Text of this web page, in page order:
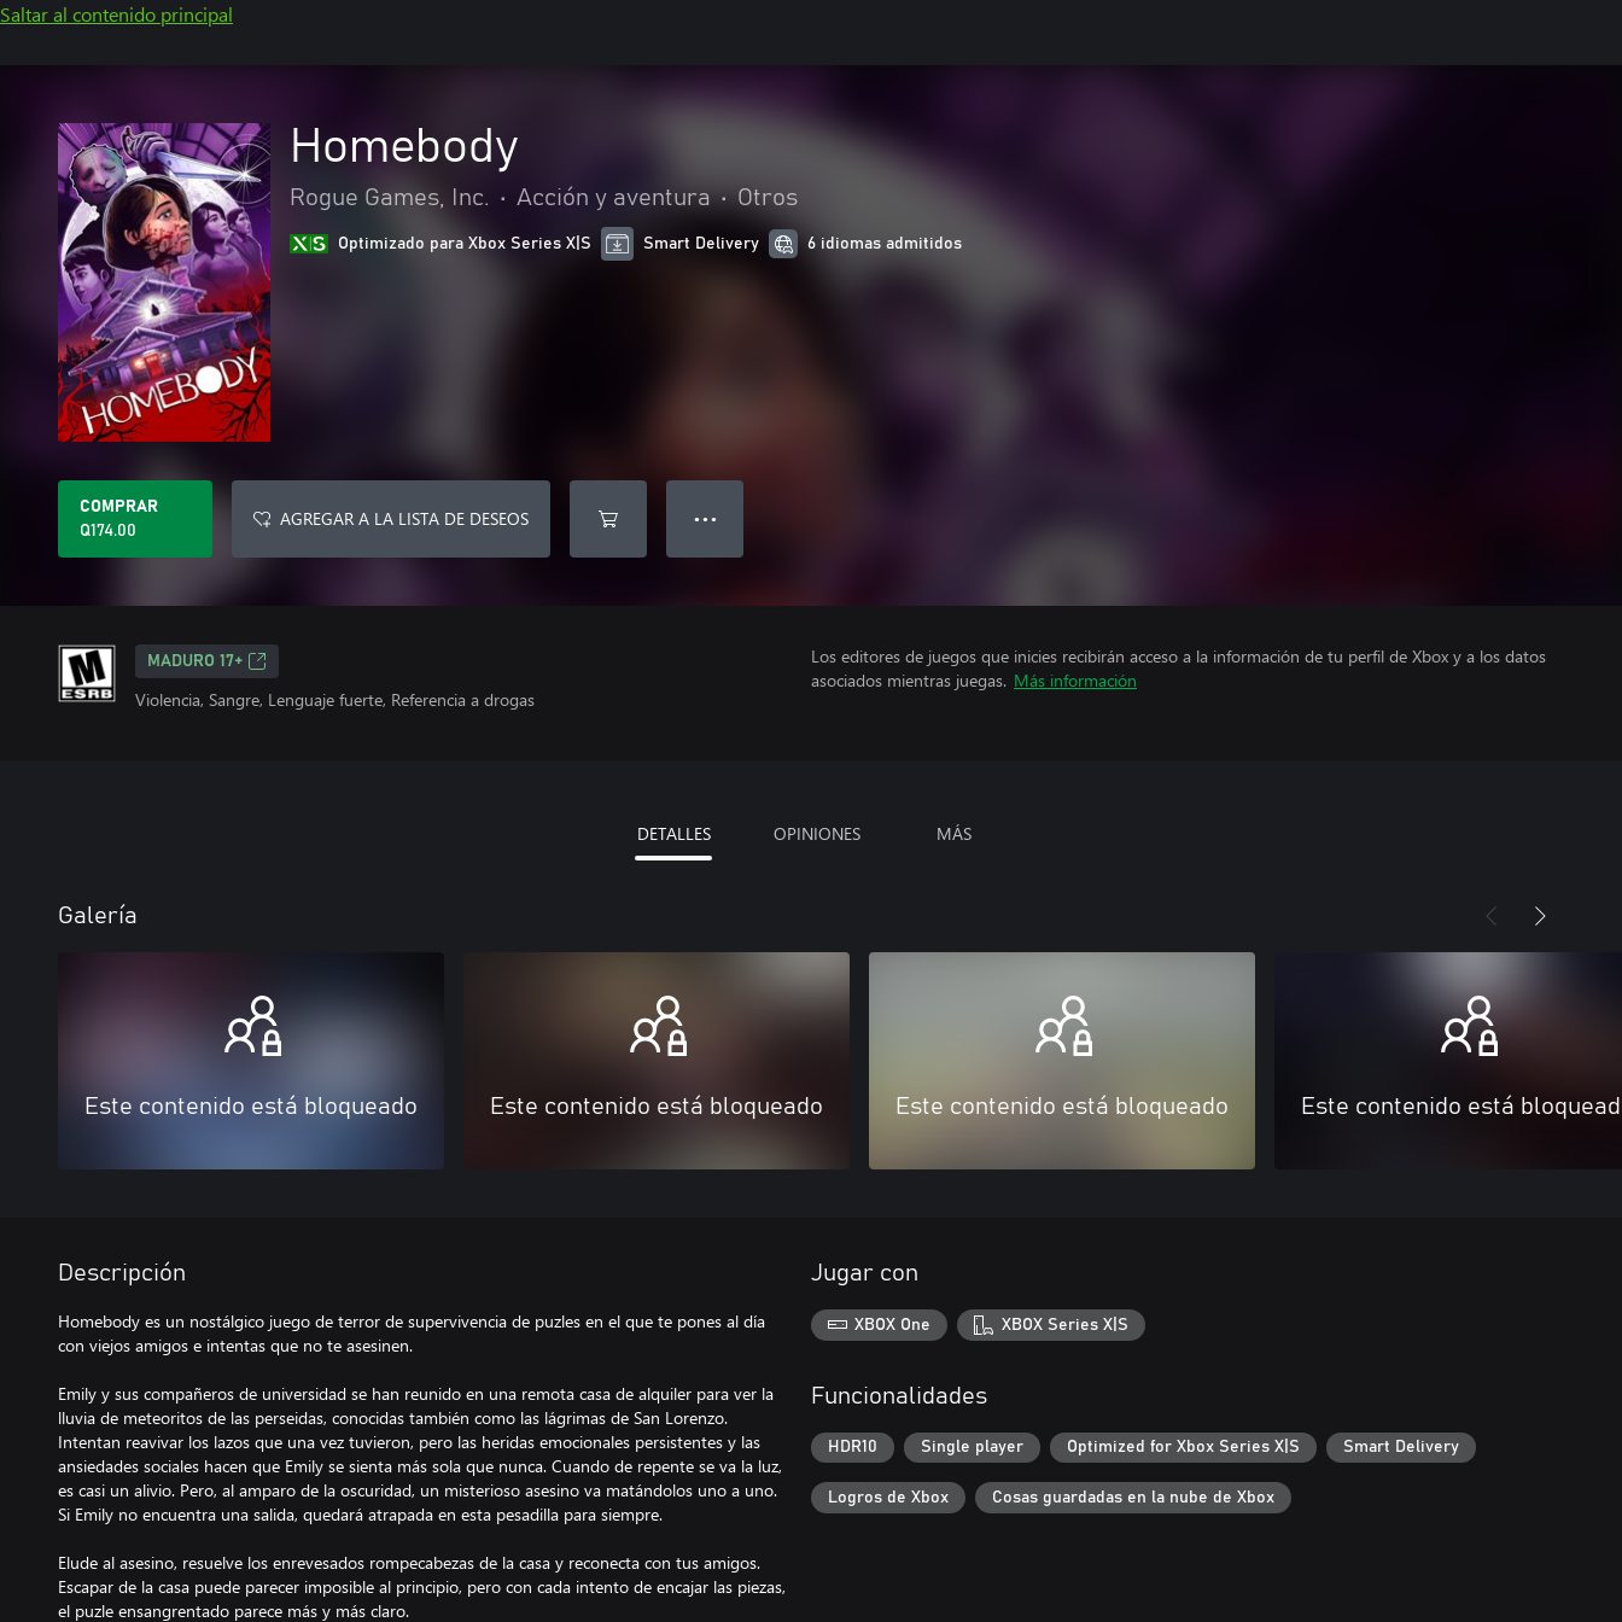
Saltar al contenido principal
Homebody
Rogue Games, Inc. • Acción y aventura • Otros
Optimizado para Xbox Series X|S Smart Delivery 6 idiomas admitidos
COMPRAR
Q174.00
AGREGAR A LA LISTA DE DESEOS ● ● ●
MADURO 17+
Violencia, Sangre, Lenguaje fuerte, Referencia a drogas
Los editores de juegos que inicies recibirán acceso a la información de tu perfil de Xbox y a los datos
asociados mientras juegas. Más información
DETALLES OPINIONES MÁS
Galería
Este contenido está bloqueado Este contenido está bloqueado Este contenido está bloqueado Este contenido está
Descripción
Homebody es un nostálgico juego de terror de supervivencia de puzles en el que te pones al día
con viejos amigos e intentas que no te asesinen.
Emily y sus compañeros de universidad se han reunido en una remota casa de alquiler para ver la
lluvia de meteoritos de las perseidas, conocidas también como las lágrimas de San Lorenzo.
Intentan reavivar los lazos que una vez tuvieron, pero las heridas emocionales persistentes y las
ansiedades sociales hacen que Emily se sienta más sola que nunca. Cuando de repente se va la luz,
es casi un alivio. Pero, al amparo de la oscuridad, un misterioso asesino va matándolos uno a uno.
Si Emily no encuentra una salida, quedará atrapada en esta pesadilla para siempre.
Elude al asesino, resuelve los enrevesados rompecabezas de la casa y reconecta con tus amigos.
Escapar de la casa puede parecer imposible al principio, pero con cada intento de encajar las piezas,
el puzle ensangrentado parece más y más claro.
Jugar con
XBOX One XBOX Series X|S
Funcionalidades
HDR10 Single player Optimized for Xbox Series X|S Smart Delivery
Logros de Xbox Cosas guardadas en la nube de Xbox